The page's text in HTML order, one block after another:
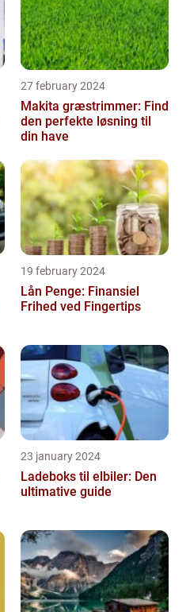
27 february 2024
Makita græstrimmer: Find
den perfekte løsning til
din have
19 february 2024
Lån Penge: Finansiel
Frihed ved Fingertips
23 january 2024
Ladeboks til elbiler: Den
ultimative guide